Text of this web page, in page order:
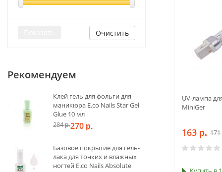
UV-лампа
MiniGer
163 р. 171
Очистить
Рекомендуем
Клей гель для фольги для
маникюра E.co Nails Star Gel
Glue 10 мл
270 р.
284р.
Базовое покрытие для гель-
лака для тонких и влажных
ногтей E.co Nails Absolute